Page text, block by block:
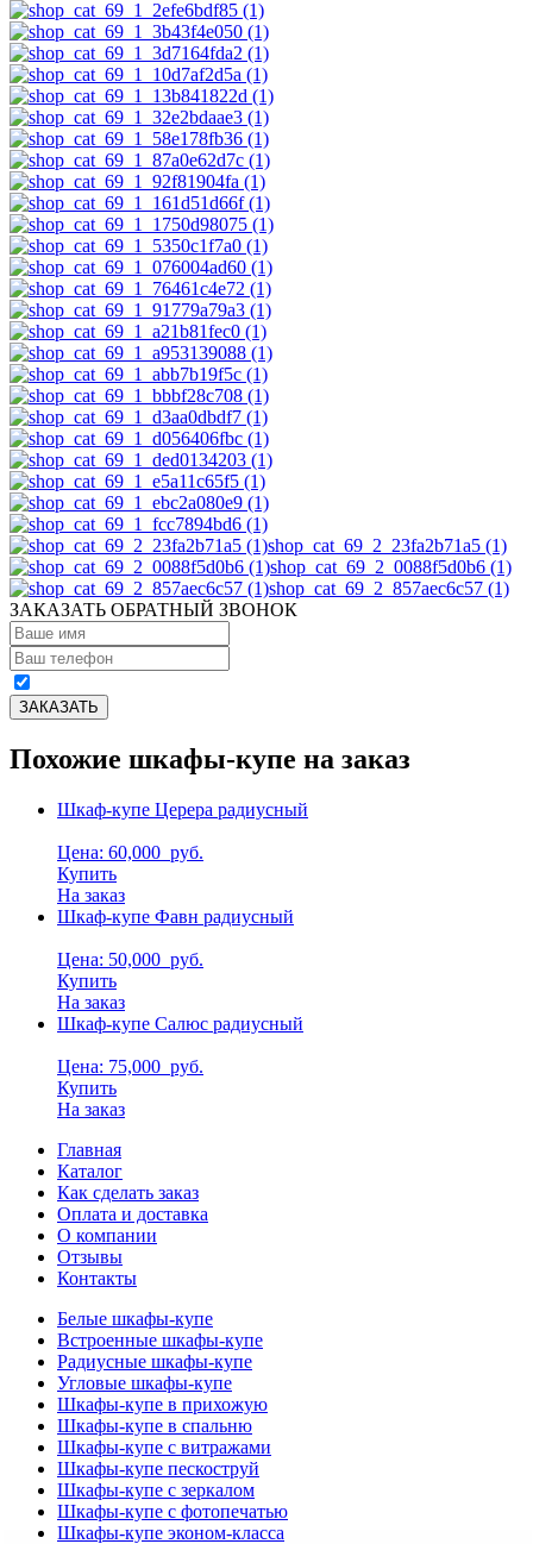
shop_cat_69_2_23fa2b71a5 (1)
shop_cat_69_2_0088f5d0b6 (1)
shop_cat_69_2_857aec6c57 (1)
ЗАКАЗАТЬ ОБРАТНЫЙ ЗВОНОК
Похожие шкафы-купе на заказ
Шкаф-купе Церера радиусный
Цена: 60,000 руб.
Купить
На заказ
Шкаф-купе Фавн радиусный
Цена: 50,000 руб.
Купить
На заказ
Шкаф-купе Салюс радиусный
Цена: 75,000 руб.
Купить
На заказ
Главная
Каталог
Как сделать заказ
Оплата и доставка
О компании
Отзывы
Контакты
Белые шкафы-купе
Встроенные шкафы-купе
Радиусные шкафы-купе
Угловые шкафы-купе
Шкафы-купе в прихожую
Шкафы-купе в спальню
Шкафы-купе с витражами
Шкафы-купе пескоструй
Шкафы-купе с зеркалом
Шкафы-купе с фотопечатью
Шкафы-купе эконом-класса